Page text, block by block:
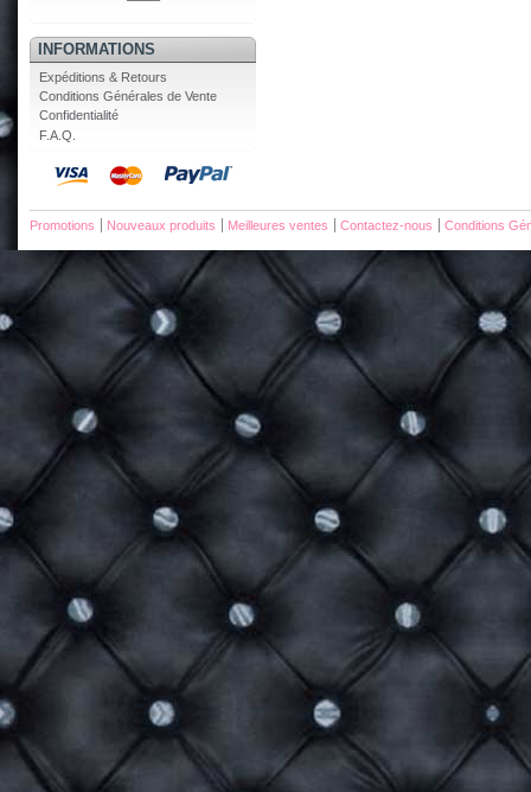
INFORMATIONS
Expéditions & Retours
Conditions Générales de Vente
Confidentialité
F.A.Q.
Promotions Nouveaux produits Meilleures ventes Contactez-nous Conditions